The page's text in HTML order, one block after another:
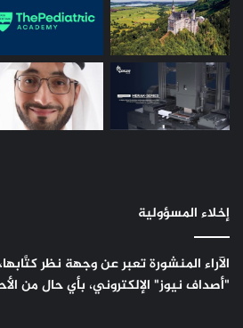
إخلاء المسؤولية
الآراء المنشورة تعبر عن وجهة نظر
"أصداف نيوز" الإلكتروني، بأي حال من